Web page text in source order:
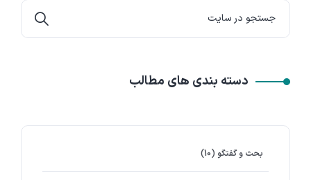
دسته بندی های مطالب
بحث و گفتگو (10)